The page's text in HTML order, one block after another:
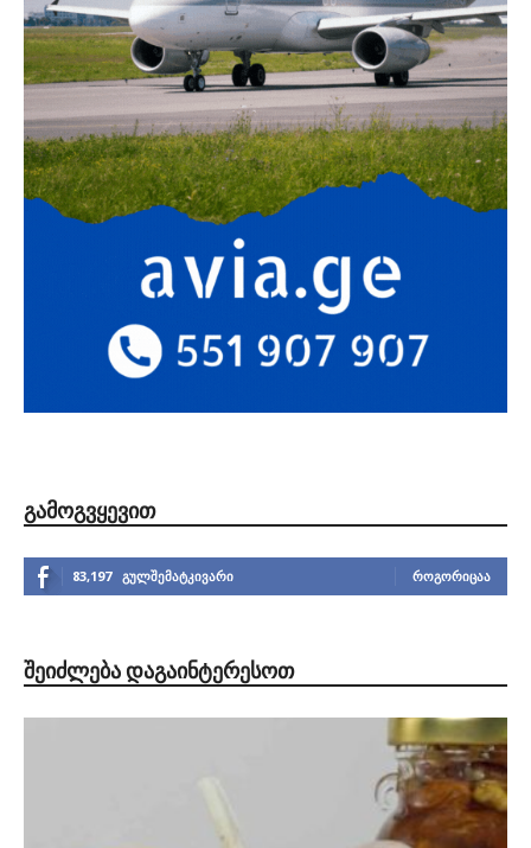
ᲒᲐᲛᲝᲒᲕᲧᲔᲕᲘᲗ
83,197 გულშემატკივარი ᲠᲝᲒᲝᲠᲘᲪᲐᲐ
ᲨᲔᲘᲫᲚᲔᲑᲐ ᲓᲐᲒᲐᲘᲜᲢᲔᲠᲔᲡᲝᲗ